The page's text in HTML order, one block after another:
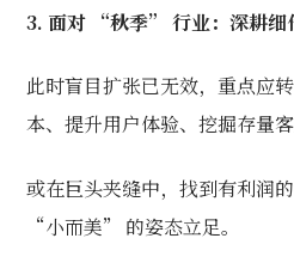
3. 面对 “秋季” 行业：深耕细
此时盲目扩张已无效，重点应
本、提升用户体验、挖掘存量客
或在巨头夹缝中，找到有利润
“小而美” 的姿态立足。